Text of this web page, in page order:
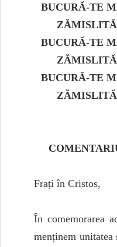
BUCURĂ-TE
BUCURĂ-TE
BUCURĂ-TE
Frați în Cristos,
În comemorarea
menținem unitatea